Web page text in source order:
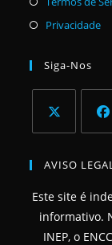
Privacidade
aba
Siga-Nos
em
nova
aba
em
nova
aba
AVISO
Este site é
informativo.
INEP, o